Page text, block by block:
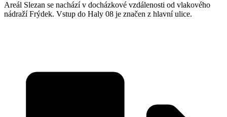
Areál Slezan se nachází v docházkové vzdálenosti od vlakového
nádraží Frýdek. Vstup do Haly 08 je značen z hlavní ulice.